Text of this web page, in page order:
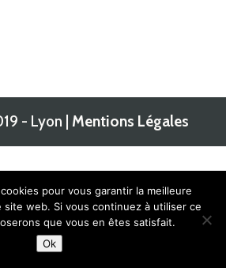
- Lyon | Mentions Légales
pour vous garantir la meilleure
web. Si vous continuez à utiliser ce
que vous en êtes satisfait.
Ok